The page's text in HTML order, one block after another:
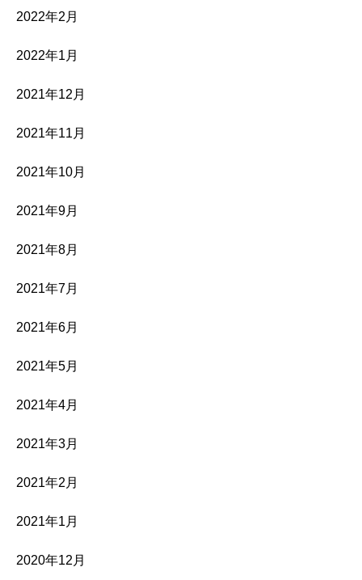
2022年2月
2022年1月
2021年12月
2021年11月
2021年10月
2021年9月
2021年8月
2021年7月
2021年6月
2021年5月
2021年4月
2021年3月
2021年2月
2021年1月
2020年12月